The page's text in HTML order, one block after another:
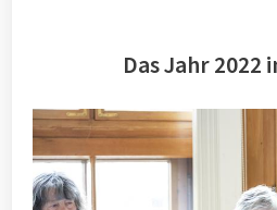
Das Jahr 2022